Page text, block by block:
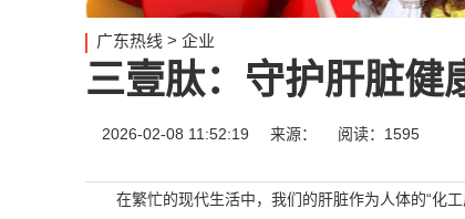
广东热线 > 企业
三壹肽：守护肝脏健
2026-02-08 11:52:19 来源： 阅读：1595
在繁忙的现代生活中，我们的肝脏作为人体的“化